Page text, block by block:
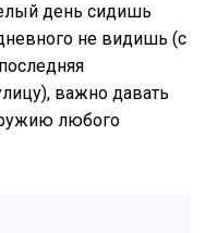
день сидишь
не видишь (с
важно давать
любого